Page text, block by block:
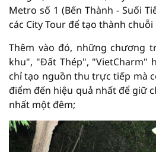
Metro số 1 (Bến Thành - Suối
các City Tour để tạo thành
Thêm vào đó, những chương
khu", "Đất Thép", "VietCharm"
chỉ tạo nguồn thu trực tiếp mà
điểm đến hiệu quả nhất để giữ
nhất một đêm;